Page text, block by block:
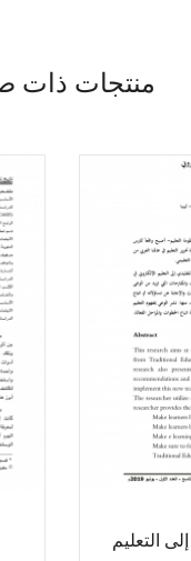
منتجات ذات
التعليم